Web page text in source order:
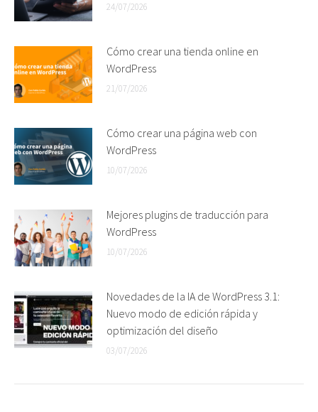
24/07/2026
Cómo crear una tienda online en
WordPress
21/07/2026
Cómo crear una página web con
WordPress
10/07/2026
Mejores plugins de traducción para
WordPress
10/07/2026
Novedades de la IA de WordPress 3.1:
Nuevo modo de edición rápida y
optimización del diseño
03/07/2026